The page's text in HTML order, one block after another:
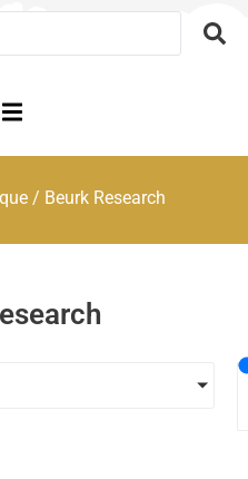
/ Beurk Research